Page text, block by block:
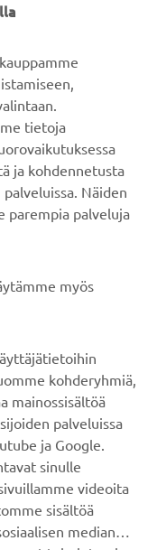
tarjouksista,
paljon muuta...
tietoja
ja kohdennetusta
Näiden
parempia palveluja
myös
kohderyhmiä,
mainossisältöä
palveluissa
ja Google.
sinulle
videoita
sisältöä
median